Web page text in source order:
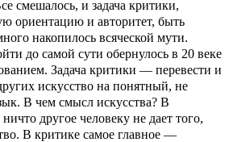
смешалось, и задача критики,
ориентацию и авторитет, быть
накопилось всяческой мути.
до самой сути обернулось в 20 веке
Задача критики — перевести и
искусство на понятный, не
В чем смысл искусства? В
другое человеку не дает того,
В критике самое главное —